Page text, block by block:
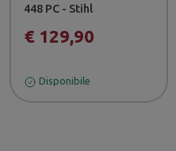
448 PC - Stihl
€ 129,90
Disponibile